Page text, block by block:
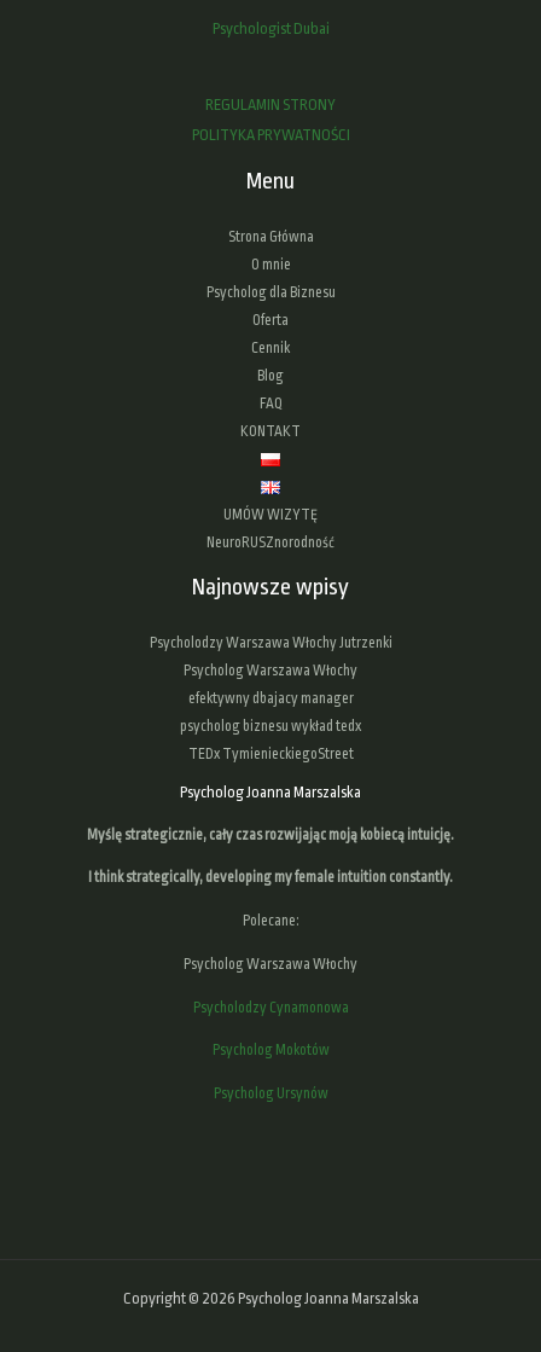
Psychologist Dubai
REGULAMIN STRONY
POLITYKA PRYWATNOŚCI
Menu
Strona Główna
O mnie
Psycholog dla Biznesu
Oferta
Cennik
Blog
FAQ
KONTAKT
UMÓW WIZYTĘ
NeuroRUSZnorodność
Najnowsze wpisy
Psycholodzy Warszawa Włochy Jutrzenki
Psycholog Warszawa Włochy
efektywny dbajacy manager
psycholog biznesu wykład tedx
TEDx TymienieckiegoStreet
Psycholog Joanna Marszalska
Myślę strategicznie, cały czas rozwijając moją kobiecą intuicję.
I think strategically, developing my female intuition constantly.
Polecane:
Psycholog Warszawa Włochy
Psycholodzy Cynamonowa
Psycholog Mokotów
Psycholog Ursynów
Copyright © 2026 Psycholog Joanna Marszalska